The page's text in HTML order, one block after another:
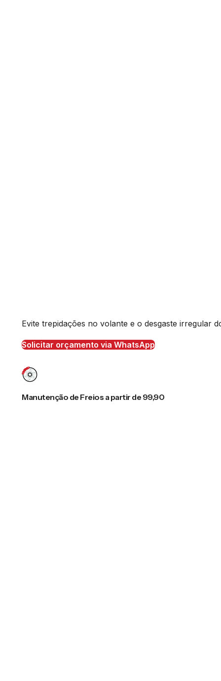
Evite trepidações no volante e o desgaste irregular
Solicitar orçamento via WhatsApp
Manutenção de Freios a partir de 99,90